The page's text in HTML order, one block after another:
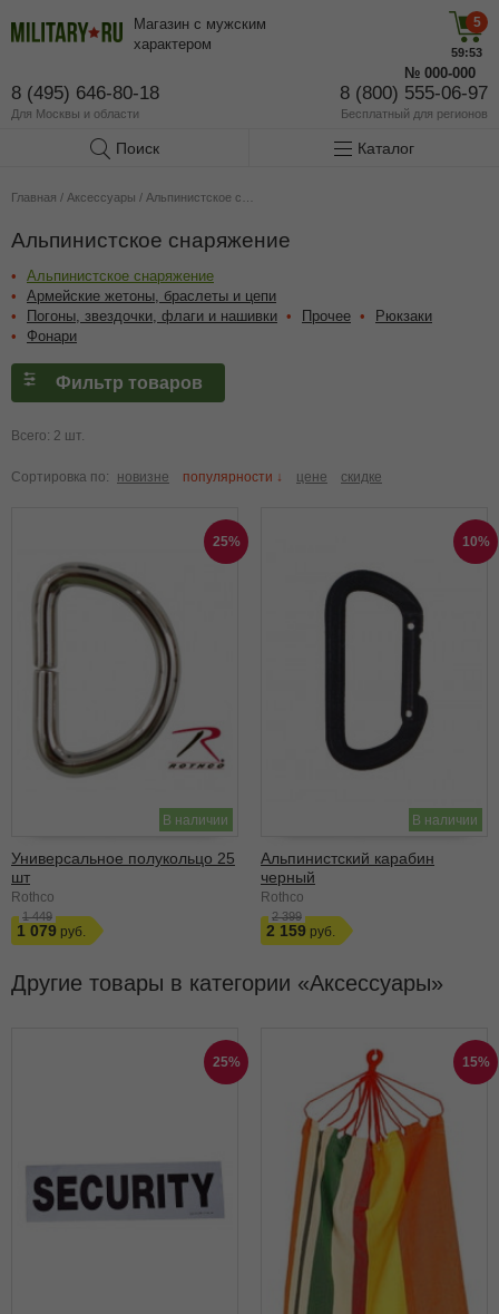
Магазин с мужским
характером
8 (495) 646-80-18
Для Москвы и области
8 (800) 555-06-97
Бесплатный для регионов
5
59:53
№ 000-000
Поиск Каталог
Главная / Аксессуары /
Альпинистское снаряжение
Альпинистское снаряжение
Армейские жетоны, браслеты и цепи
Погоны, звездочки, флаги и нашивки
Прочее
Рюкзаки
Фонари
Фильтр товаров
Всего: 2 шт.
Сортировка по: новизне популярности ↓ цене скидке
25%
В наличии
Универсальное полукольцо 25
шт
Rothco
1 449
1 079
10%
В наличии
Альпинистский карабин
черный
Rothco
2 399
2 159
Другие товары в категории Аксессуары
25% 15%